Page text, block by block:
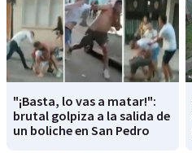
"¡Basta, lo vas a matar!":
brutal golpiza a la salida de
un boliche en San Pedro